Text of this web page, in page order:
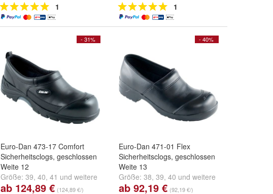
1 1
- 31%
Euro-Dan 473-17 Comfort
Sicherheitsclogs, geschlossen
Weite 12
Größe: 39, 40, 41 und weitere
...
ab 124,89 € (124,89 €/)
- 40%
Euro-Dan 471-01 Flex
Sicherheitsclogs, geschlossen
Weite 13
Größe: 38, 39, 40 und weitere
...
ab 92,19 € (92,19 €/)